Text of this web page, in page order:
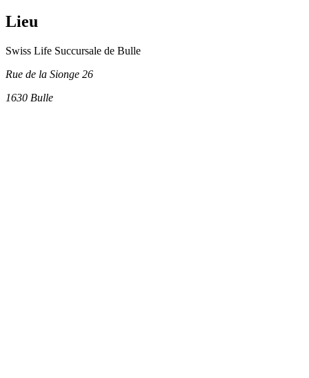
Lieu
Swiss Life Succursale de Bulle
Rue de la Sionge 26
1630 Bulle